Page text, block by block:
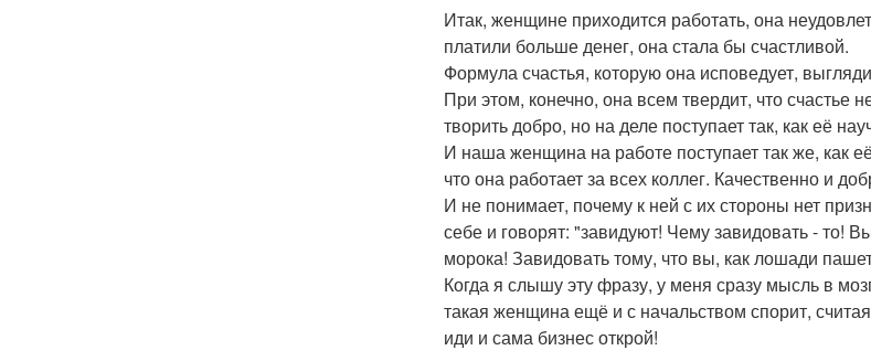
Итак, женщине приходится работать, она
платили больше денег, она стала бы счастливой.
Формула счастья, которую она исповедует,
При этом, конечно, она всем твердит, что счастье
творить добро, но на деле поступает так, как её
И наша женщина на работе поступает так же, как
что она работает за всех коллег. Качественно и
И не понимает, почему к ней с их стороны нет
себе и говорят: "завидуют! Чему завидовать - то!
морока! Завидовать тому, что вы, как лошади
Когда я слышу эту фразу, у меня сразу мысль в
такая женщина ещё и с начальством спорит,
иди и сама бизнес открой!